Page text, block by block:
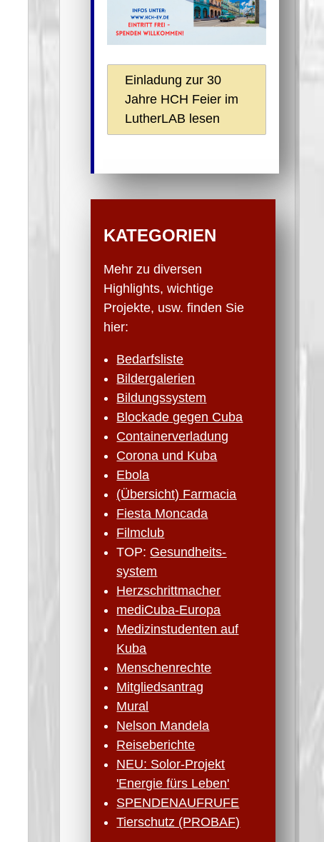
Einladung zur 30
Jahre HCH Feier im
LutherLAB lesen
KATEGORIEN
Mehr zu diversen
Highlights, wichtige
Projekte, usw. finden Sie
hier:
Bedarfsliste
Bildergalerien
Bildungssystem
Blockade gegen Cuba
Containerverladung
Corona und Kuba
Ebola
(Übersicht) Farmacia
Fiesta Moncada
Filmclub
TOP: Gesundheits­
system
Herzschritt­macher
mediCuba-Europa
Medizinstudenten auf
Kuba
Menschenrechte
Mitgliedsantrag
Mural
Nelson Mandela
Reiseberichte
NEU: Solor-Projekt
'Energie fürs Leben'
SPENDENAUFRUFE
Tierschutz (PROBAF)